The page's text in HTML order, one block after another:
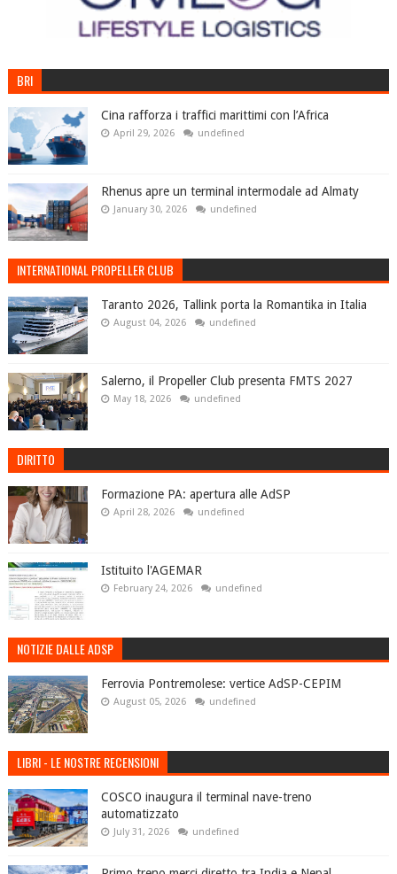
BRI
Cina rafforza i traffici marittimi con l’Africa
April 29, 2026 undefined
Rhenus apre un terminal intermodale ad Almaty
January 30, 2026 undefined
INTERNATIONAL PROPELLER CLUB
Taranto 2026, Tallink porta la Romantika in Italia
August 04, 2026 undefined
Salerno, il Propeller Club presenta FMTS 2027
May 18, 2026 undefined
DIRITTO
Formazione PA: apertura alle AdSP
April 28, 2026 undefined
Istituito l'AGEMAR
February 24, 2026 undefined
NOTIZIE DALLE ADSP
Ferrovia Pontremolese: vertice AdSP-CEPIM
August 05, 2026 undefined
LIBRI - LE NOSTRE RECENSIONI
COSCO inaugura il terminal nave-treno
automatizzato
July 31, 2026 undefined